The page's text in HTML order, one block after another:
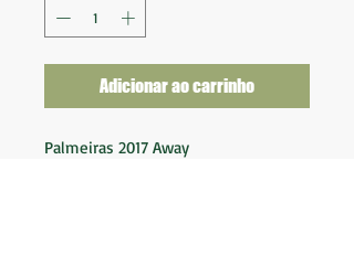
Adicionar ao carrinho
Palmeiras 2017 Away